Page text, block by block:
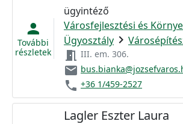
person
További
részletek
ügyintéző
Városfejlesztési és
Ügyosztály chevron_right
meeting_room III. em. 306.
email
phone +36 1/459-2527
Lagler Eszter Laura